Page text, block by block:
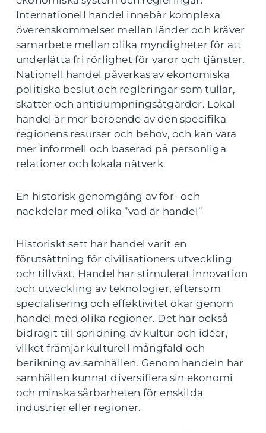
Internationell handel innebär komplexa
överenskommelser mellan länder och kräver
samarbete mellan olika myndigheter för att
underlätta fri rörlighet för varor och tjänster.
Nationell handel påverkas av ekonomiska
politiska beslut och regleringar som tullar,
skatter och antidumpningsåtgärder. Lokal
handel är mer beroende av den specifika
regionens resurser och behov, och kan vara
mer informell och baserad på personliga
relationer och lokala nätverk.
En historisk genomgång av för- och
nackdelar med olika ”vad är handel”
Historiskt sett har handel varit en
förutsättning för civilisationers utveckling
och tillväxt. Handel har stimulerat innovation
och utveckling av teknologier, eftersom
specialisering och effektivitet ökar genom
handel med olika regioner. Det har också
bidragit till spridning av kultur och idéer,
vilket främjar kulturell mångfald och
berikning av samhällen. Genom handeln har
samhällen kunnat diversifiera sin ekonomi
och minska sårbarheten för enskilda
industrier eller regioner.